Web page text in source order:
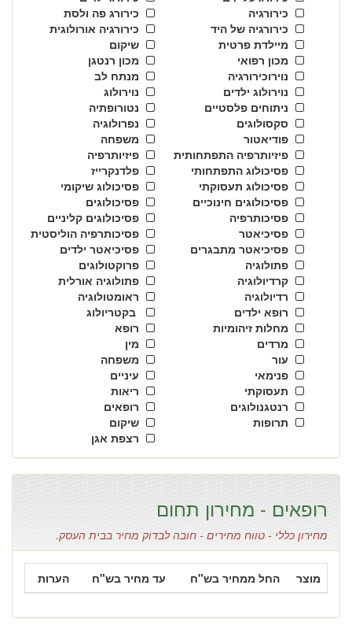
כירורג פה ולסת
כירורגיה
כירורגיה אורולוגית
כירורגיה של היד
שיקום
מיילדת פרטית
מכון רנטגן
מכון רפואי
מנתח לב
נוירוכירורגיה
נוירולוג
נוירולוג ילדים
נטורופתיה
ניתוחים פלסטיים
נפרולוגיה
סקסולוגים
משפחה
פודיאטור
פיזיותרפיה
פיזיותרפיה התפתחותית
פלדנקרייז
פסיכולוג התפתחותי
פסיכולוג שיקומי
פסיכולוג תעסוקתי
פסיכולוגים
פסיכולוגים חינוכיים
פסיכולוגים קליניים
פסיכותרפיה
פסיכותרפיה הוליסטית
פסיכיאטר
פסיכיאטר ילדים
פסיכיאטר מתבגרים
פרוקטולוגים
פתולוגיה
פתולוגיה אורלית
קרדיולוגיה
ראומטולוגיה
רדיולוגיה
בקטריולוג
רופא ילדים
רופא
מחלות זיהומיות
מין
מרדים
משפחה
עור
עיניים
פנימאי
ריאות
תעסוקתי
רופאים
רנטגנולוגים
שיקום
תרופות
רצפת אגן
רופאים - מחירון תחום
מחירון כללי - טווח מחירים - חובה לבדוק מחיר בבית העסק.
מוצר החל ממחיר בש"ח עד מחיר בש"ח הערות